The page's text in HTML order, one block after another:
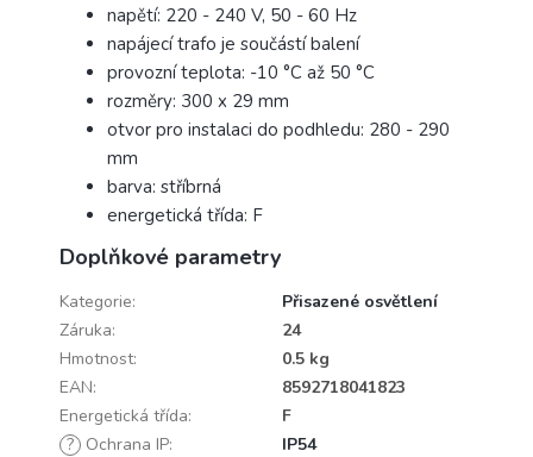
napětí: 220 - 240 V, 50 - 60 Hz
napájecí trafo je součástí balení
provozní teplota: -10 °C až 50 °C
rozměry: 300 x 29 mm
otvor pro instalaci do podhledu: 280 - 290
mm
barva: stříbrná
energetická třída: F
Doplňkové parametry
Kategorie:
Přisazené osvětlení
Záruka:
24
Hmotnost:
0.5 kg
EAN:
8592718041823
Energetická třída:
F
? Ochrana IP:
IP54